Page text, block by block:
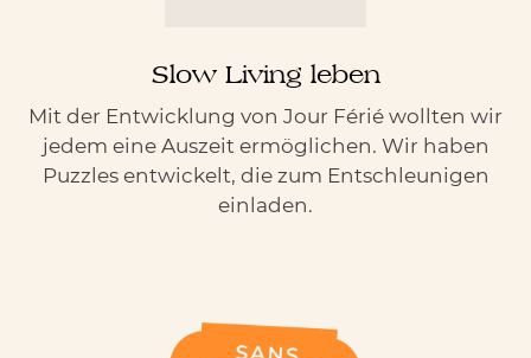
Slow Living leben
Mit der Entwicklung von Jour Férié wollten wir
jedem eine Auszeit ermöglichen. Wir haben
Puzzles entwickelt, die zum Entschleunigen
einladen.